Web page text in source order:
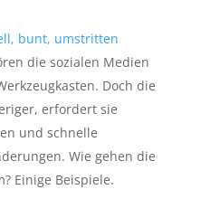
bunt, umstritten
die sozialen Medien
Doch die
erfordert sie
und schnelle
Wie gehen die
Einige Beispiele.